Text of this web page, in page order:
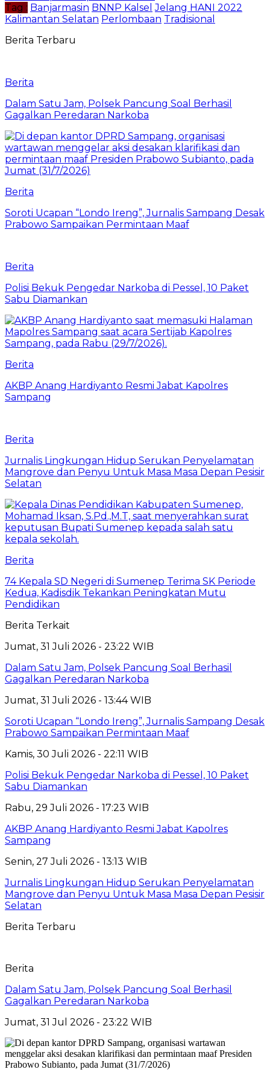
Tag : Banjarmasin BNNP Kalsel Jelang HANI 2022
Kalimantan Selatan Perlombaan Tradisional
Berita Terbaru
Berita
Dalam Satu Jam, Polsek Pancung Soal Berhasil
Gagalkan Peredaran Narkoba
Berita
Soroti Ucapan “Londo Ireng”, Jurnalis Sampang Desak
Prabowo Sampaikan Permintaan Maaf
Berita
Polisi Bekuk Pengedar Narkoba di Pessel, 10 Paket
Sabu Diamankan
Berita
AKBP Anang Hardiyanto Resmi Jabat Kapolres
Sampang
Berita
Jurnalis Lingkungan Hidup Serukan Penyelamatan
Mangrove dan Penyu Untuk Masa Masa Depan Pesisir
Selatan
Berita
74 Kepala SD Negeri di Sumenep Terima SK Periode
Kedua, Kadisdik Tekankan Peningkatan Mutu
Pendidikan
Berita Terkait
Jumat, 31 Juli 2026 - 23:22 WIB
Dalam Satu Jam, Polsek Pancung Soal Berhasil
Gagalkan Peredaran Narkoba
Jumat, 31 Juli 2026 - 13:44 WIB
Soroti Ucapan “Londo Ireng”, Jurnalis Sampang Desak
Prabowo Sampaikan Permintaan Maaf
Kamis, 30 Juli 2026 - 22:11 WIB
Polisi Bekuk Pengedar Narkoba di Pessel, 10 Paket
Sabu Diamankan
Rabu, 29 Juli 2026 - 17:23 WIB
AKBP Anang Hardiyanto Resmi Jabat Kapolres
Sampang
Senin, 27 Juli 2026 - 13:13 WIB
Jurnalis Lingkungan Hidup Serukan Penyelamatan
Mangrove dan Penyu Untuk Masa Masa Depan Pesisir
Selatan
Berita Terbaru
Berita
Dalam Satu Jam, Polsek Pancung Soal Berhasil
Gagalkan Peredaran Narkoba
Jumat, 31 Jul 2026 - 23:22 WIB